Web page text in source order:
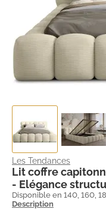
Les Tendances
Lit coffre
- Elégance
Disponible en 140, 160,
Description